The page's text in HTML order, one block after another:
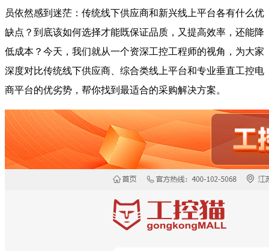
员依然感到迷茫：传统线下供应商和新兴线上平台各有什么优
缺点？到底该如何选择才能既保证品质，又提高效率，还能降
低成本？今天，我们就从一个资深工控工程师的视角，为大家
深度对比传统线下供应商、综合类线上平台和专业垂直工控电
商平台的优劣势，帮你找到最适合的采购解决方案。